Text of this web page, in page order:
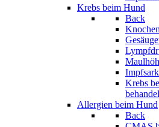
Krebs beim Hund
Back
Krebs
Allergien beim Hund
Back